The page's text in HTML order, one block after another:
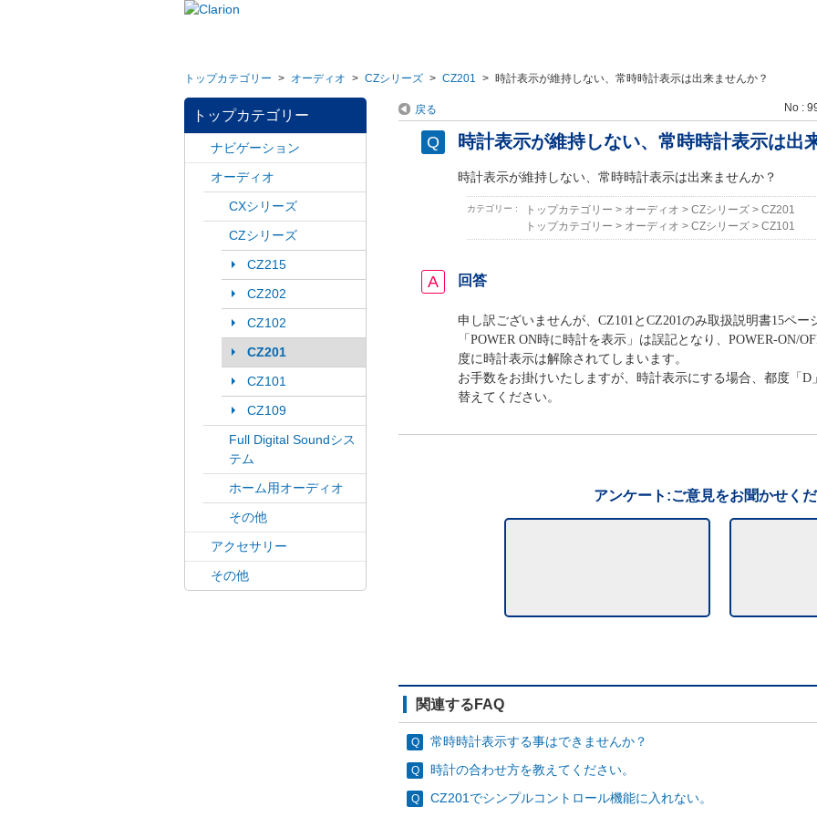
トップカテゴリー > オーディオ > CZシリーズ > CZ201 > 時計表示が維持しない、常時時計表示は出来ませんか？
トップカテゴリー
ナビゲーション
オーディオ
CXシリーズ
CZシリーズ
CZ215
CZ202
CZ102
CZ201
CZ101
CZ109
Full Digital Soundシス
テム
ホーム用オーディオ
その他
アクセサリー
その他
戻る No :
時計表示が維持しない、常時時計表示は出
時計表示が維持しない、常時時計表示は出来ませんか？
カテゴリー : トップカテゴリー > オーディオ > CZシリーズ > CZ201
トップカテゴリー > オーディオ > CZシリーズ > CZ101
回答
申し訳ございませんが、CZ101とCZ201のみ取扱説明書15ペー
「POWER ON時に時計を表示」は誤記となり、POWER-ON/
度に時計表示は解除されてしまいます。
お手数をお掛けいたしますが、時計表示にする場合、都度「
替えてください。
アンケート:ご意見をお聞かせく
関連するFAQ
常時時計表示する事はできませんか？
時計の合わせ方を教えてください。
CZ201でシンプルコントロール機能に入れない。